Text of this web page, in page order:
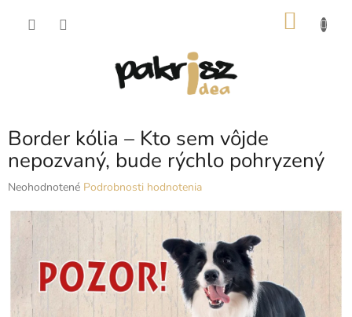
Border kólia – Kto sem vôjde
nepozvaný, bude rýchlo pohryzený
Priemerné
produktu
hviezdičiek.
Neohodnotené Podrobnosti hodnotenia